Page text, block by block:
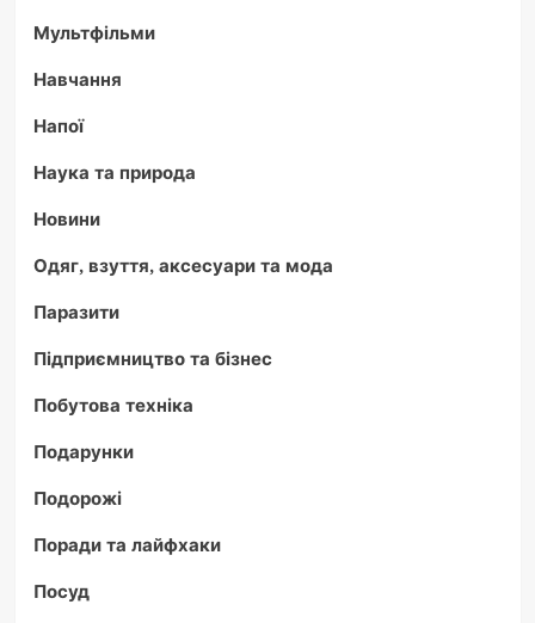
Мультфільми
Навчання
Напої
Наука та природа
Новини
Одяг, взуття, аксесуари та мода
Паразити
Підприємництво та бізнес
Побутова техніка
Подарунки
Подорожі
Поради та лайфхаки
Посуд